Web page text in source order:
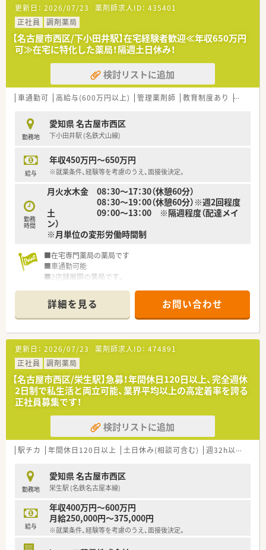
更新日： 2026/07/23 薬剤師求人ID： 435401
正社員
調剤薬局
【名古屋市西区/下小田井駅】在宅経験者歓迎≪年収650万円
可≫在宅に特化した薬局！隔週土日休み！
検討リストに追加
車通勤可 高給与(600万円以上) 管理薬剤師 教育制度あり シフト
勤務地
愛知県 名古屋市西区
下小田井駅 (名鉄犬山線)
給与
年収450万円～650万円
※就業条件、経験等を考慮のうえ、面接後決定。
勤務
時間
月火水木金 08：30～17：30（休憩60分）
08：30～19：00（休憩60分）※週2回程度
土 09：00～13：00 ※隔週程度（配達メイ
ン）
※月単位の変形労働時間制
■在宅専門薬局の薬局です
■車通勤可能
■2店舗展開の薬局です。
詳細を見る お問い合わせ
更新日： 2026/07/23 薬剤師求人ID： 474891
正社員
調剤薬局
【名古屋市西区/栄生駅】急募！年間休日120日以上、完全週休
2日制で私生活と両立可能、業界平均以上の高定着率を誇る
正社員募集です！
検討リストに追加
駅チカ 年間休日120日以上 土日休み(相談可含む) 週32h以上
勤務地
愛知県 名古屋市西区
栄生駅 (名鉄名古屋本線)
給与
年収400万円～600万円
月給250,000円～375,000円
※就業条件、経験等を考慮のうえ、面接後決定。